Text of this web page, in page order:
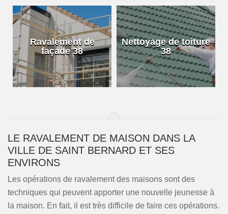
Ravalement de
façade 38
Nettoyage de toiture
38
LE RAVALEMENT DE MAISON DANS LA
VILLE DE SAINT BERNARD ET SES
ENVIRONS
Les opérations de ravalement des maisons sont des
techniques qui peuvent apporter une nouvelle jeunesse à
la maison. En fait, il est très difficile de faire ces opérations.